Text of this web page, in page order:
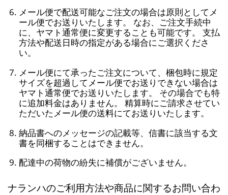
メール便で配送可能なご注文の場合は原則としてメ
ール便でお送りいたします。 なお、ご注文手続中
に、ヤマト通常便に変更することも可能です。 支払
方法や配送日時の指定がある場合にご選択くださ
い。
メール便にて承ったご注文について、梱包時に規定
サイズを超過してメール便でお送りできない場合は
ヤマト通常便でお送りいたします。 その場合でも特
に追加料金はありません。 精算時にご請求させてい
ただいたメール便の送料にてお送りいたします。
納品書へのメッセージの記載等、信書に該当する文
書を同梱することはできません。
配達中の荷物の紛失に補償がございません。
ナランハのご利用方法や商品に関するお問い合わ